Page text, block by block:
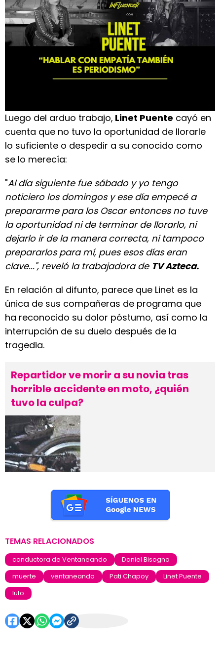
Luego del arduo trabajo, Linet Puente cayó en
cuenta que no tuvo la oportunidad de llorarle
lo suficiente o despedir a su conocido como
se lo merecía:
"Al día siguiente fue sábado y yo tengo
noticiero los domingos y ese día empecé a
prepararme para los Oscar entonces no tuve
la oportunidad ni de terminar de llorarlo, ni
dejarlo ir de la manera correcta, ni tampoco
prepararlos para mí, pues esos días eran
clave...", reveló la trabajadora de TV Azteca.
En relación al difunto, parece que Linet es la
única de sus compañeras de programa que
ha reconocido su dolor póstumo, así como la
interrupción de su duelo después de la
tragedia.
Repartidor ve morir a su novia tras
horrible accidente en moto, ¿quién
tuvo la culpa?
TEMAS RELACIONADOS
conductora de Ventaneando
Daniel Bisogno
muerte
ventaneando Pati Chapoy
Linet Puente
luto